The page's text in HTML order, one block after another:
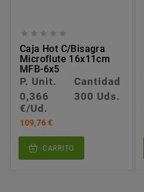
    
Caja Hot C/bisagra
Microflute 16x11cm
MFB-6x5
P. Unit.
Cantidad
0,366
€/Ud.
300 Uds.
109,76 €
CARRITO